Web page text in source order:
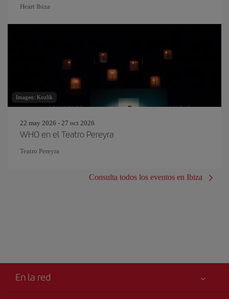
Heart Ibiza
Imagen: Kozlik
22 may 2026 - 27 oct 2026
WHO en el Teatro Pereyra
Teatro Pereyra
Consulta todos los eventos en Ibiza
En la red